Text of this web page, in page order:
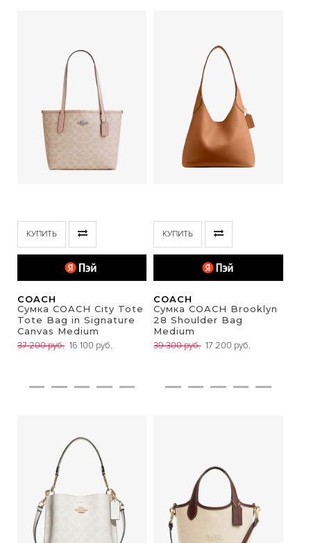
КУПИТЬ
COACH
Сумка COACH City Tote
Tote Bag in Signature
Canvas Medium
37 200 руб. 16 100 руб.
КУПИТЬ
COACH
Сумка COACH Brooklyn
28 Shoulder Bag
Medium
39 300 руб. 17 200 руб.